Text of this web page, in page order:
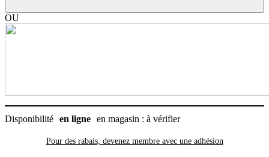
cordon,
Heiniger
OU
Disponibilité en ligne en magasin : à vérifier
Pour des rabais, devenez membre avec une adhésion